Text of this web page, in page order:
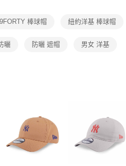
9FORTY 棒球帽 紐約洋基 棒球帽
曬 防曬 遮帽 男女 洋基